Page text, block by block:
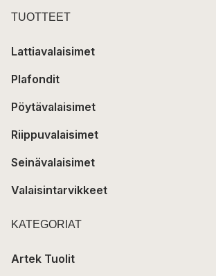
TUOTTEET
Lattiavalaisimet
Plafondit
Pöytävalaisimet
Riippuvalaisimet
Seinävalaisimet
Valaisintarvikkeet
KATEGORIAT
Artek Tuolit